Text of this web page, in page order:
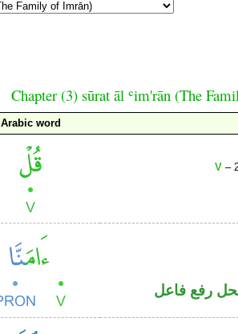
Chapter (3) sūrat āl ʿim'rān (The
Arabic word
V –
رفع فاعل